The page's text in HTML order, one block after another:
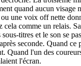
quand aucun visage
une voix off nette
comme un relais.
titres et le son se
seconde. Quand ce
Quand l'un des
l'écran.